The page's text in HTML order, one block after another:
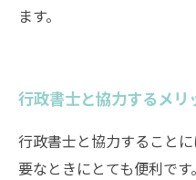
ます。
行政書士と協力するメリ
行政書士と協力すること
要なときにとても便利で